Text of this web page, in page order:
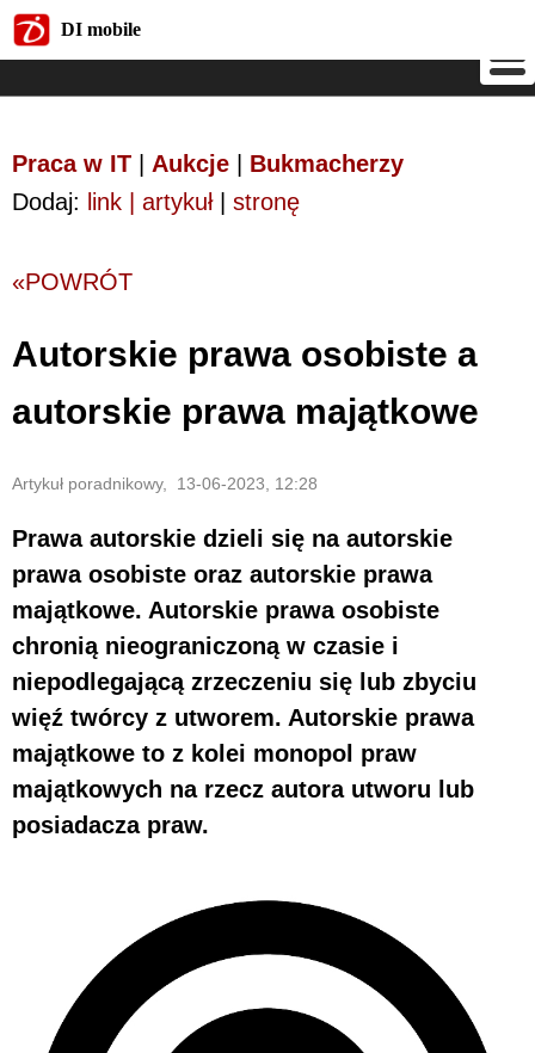
DI mobile
Praca w IT Aukcje
Bukmacherzy
Dodaj: link | artykuł| stronę
«POWRÓT
Autorskie prawa osobiste a
autorskie prawa majątkowe
Artykuł poradnikowy, 13-06-2023, 12:28
Prawa autorskie dzieli się na autorskie
prawa osobiste oraz autorskie prawa
majątkowe. Autorskie prawa osobiste
chronią nieograniczoną w czasie i
niepodlegającą zrzeczeniu się lub zbyciu
więź twórcy z utworem. Autorskie prawa
majątkowe to z kolei monopol praw
majątkowych na rzecz autora utworu lub
posiadacza praw.
DI mobile